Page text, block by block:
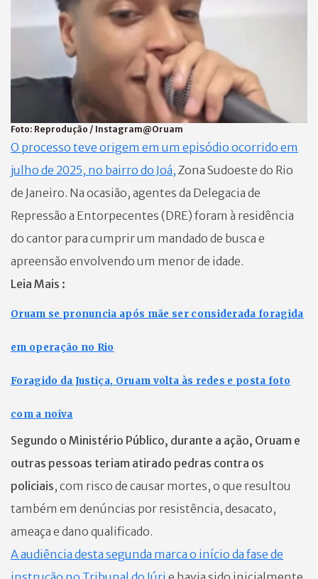
Foto: Reprodução / Instagram@Oruam
O processo teve origem em um episódio ocorrido em
julho de 2025, no bairro do Joá, Zona Sudoeste do Rio
de Janeiro. Na ocasião, agentes da Delegacia de
Repressão a Entorpecentes (DRE) foram à residência
do cantor para cumprir um mandado de busca e
apreensão envolvendo um menor de idade.
Leia Mais :
Oruam se pronuncia após mãe ser considerada foragida
em operação no Rio
Foragido da Justiça, Oruam volta às redes e posta foto
com a noiva
Segundo o Ministério Público, durante a ação, Oruam e
outras pessoas teriam atirado pedras contra os
policiais, com risco de causar mortes, o que resultou
também em denúncias por resistência, desacato,
ameaça e dano qualificado.
A audiência desta segunda marca o início da fase de